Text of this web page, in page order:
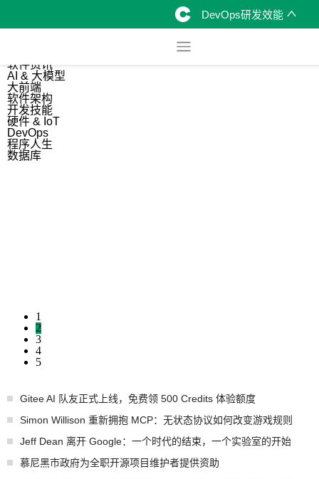
DevOps研发效能
软件资讯
AI & 大模型
大前端
软件架构
开发技能
硬件 & IoT
DevOps
程序人生
数据库
1
2
3
4
5
Gitee AI 队友正式上线，免费领 500 Credits 体验额度
Simon Willison 重新拥抱 MCP：无状态协议如何改变游戏规则
Jeff Dean 离开 Google：一个时代的结束，一个实验室的开始
慕尼黑市政府为全职开源项目维护者提供资助